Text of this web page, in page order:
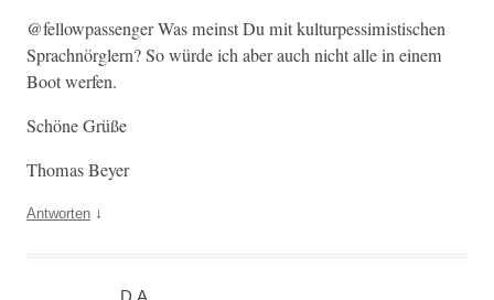
@fellowpassenger Was meinst Du mit kul­turpes­simistis­chen
Sprach­nör­glern? So würde ich aber auch nicht alle in einem
Boot werfen.
Schöne Grüße
Thomas Bey­er
Antworten ↓
D.A.